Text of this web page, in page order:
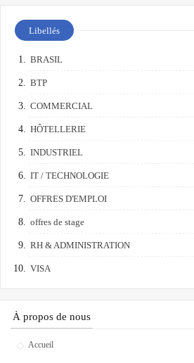
Libellés
BRASIL
BTP
COMMERCIAL
HÔTELLERIE
INDUSTRIEL
IT / TECHNOLOGIE
OFFRES D'EMPLOI
offres de stage
RH & ADMINISTRATION
VISA
À propos de nous
Accueil